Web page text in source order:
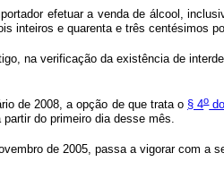
efetuar a venda de álcool,
inteiros e quarenta e três centésimos
na verificação da existência de
de 2008, a opção de que trata o § 4o
do primeiro dia desse mês.
de 2005, passa a vigorar com